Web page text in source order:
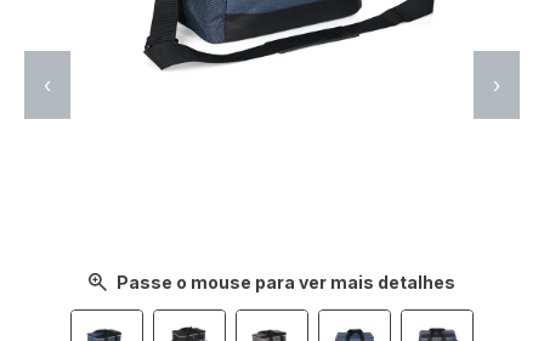
Passe o mouse para ver mais detalhes
‹ ›